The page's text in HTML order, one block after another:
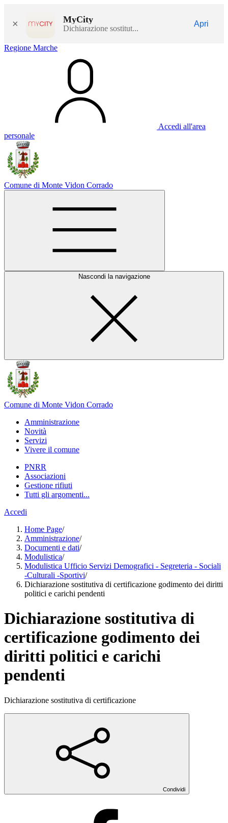
× MyCity
Dichiarazione sostitut...
Apri
Regione Marche
Accedi all'area
personale
Comune di Monte Vidon Corrado
Nascondi la navigazione
Comune di Monte Vidon Corrado
Amministrazione
Novità
Servizi
Vivere il comune
PNRR
Associazioni
Gestione rifiuti
Tutti gli argomenti...
Accedi
Home Page/
Amministrazione/
Documenti e dati/
Modulistica/
Modulistica Ufficio Servizi Demografici - Segreteria - Sociali
-Culturali -Sportivi/
Dichiarazione sostitutiva di certificazione godimento dei diritti
politici e carichi pendenti
Dichiarazione sostitutiva di
certificazione godimento dei
diritti politici e carichi
pendenti
Dichiarazione sostitutiva di certificazione
Condividi